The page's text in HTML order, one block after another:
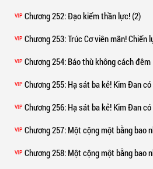
VIP Chương 252: Đạo kiếm thần lực! (2)
VIP Chương 253: Trúc Cơ viên mãn! Chiến
VIP Chương 254: Báo thù không cách đêm
VIP Chương 255: Hạ sát ba kẻ! Kim Đan
VIP Chương 256: Hạ sát ba kẻ! Kim Đan
VIP Chương 257: Một cộng một bằng bao
VIP Chương 258: Một cộng một bằng bao